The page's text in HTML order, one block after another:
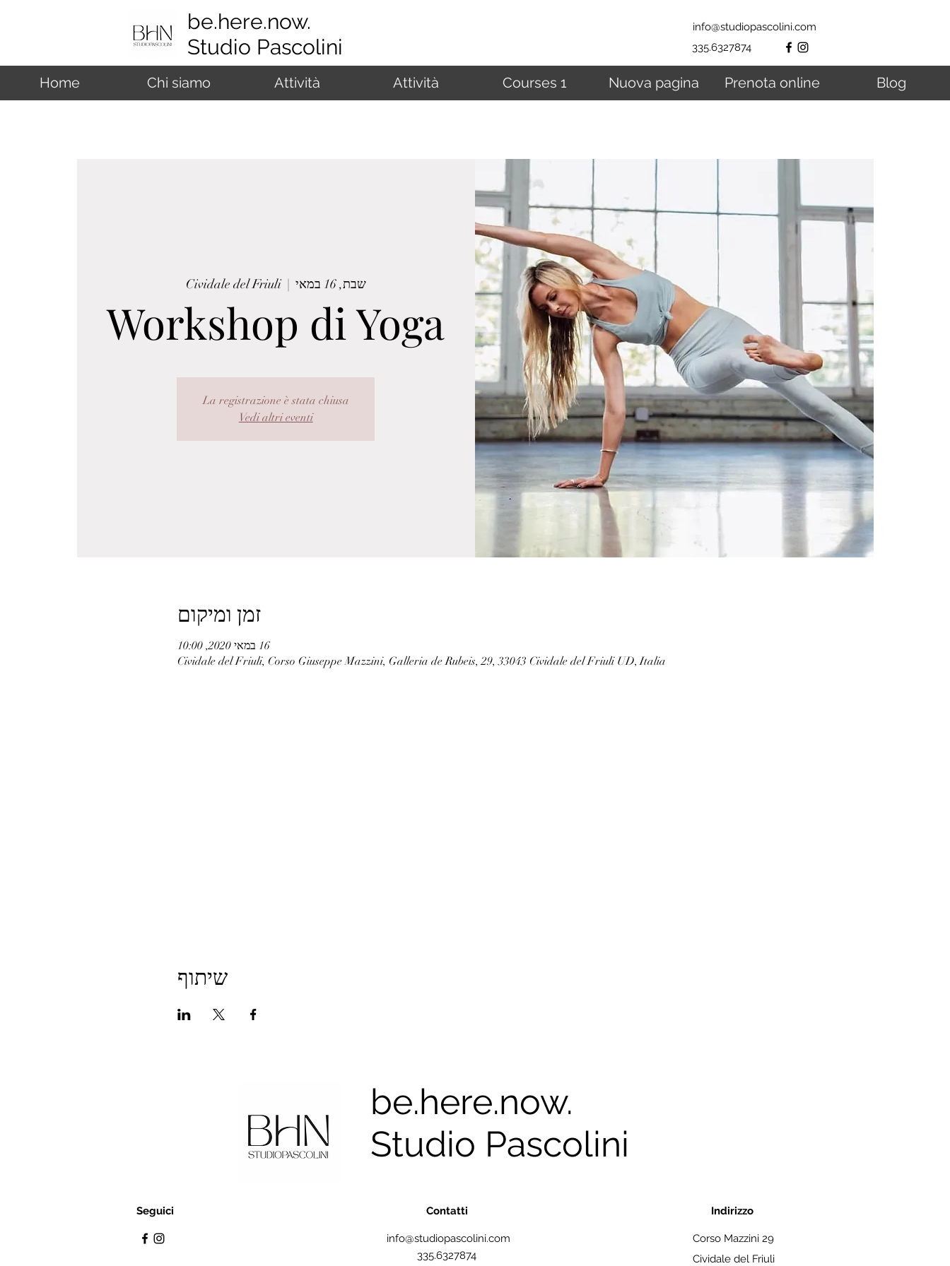
be.here.now.
Studio Pascolini
info@studiopascolini.com
335.6327874
Home Chi siamo Attività Attività Courses 1 Nuova pagina Prenota online Blog
שבת, 16 במאי
  |
Cividale del Friuli
Workshop di Yoga
La registrazione è stata chiusa
Vedi altri eventi
זמן ומיקום
16 במאי 2020, 10:00
Cividale del Friuli, Corso Giuseppe Mazzini, Galleria de Rubeis, 29, 33043 Cividale del Friuli UD, Italia
שיתוף
be.here.now.
Studio Pascolini
Seguici Contatti
335.6327874
info@studiopascolini.com
Indirizzo
Corso Mazzini 29
Cividale del Friuli